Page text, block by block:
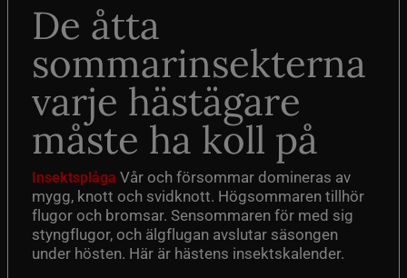
De åtta
sommarinsekterna
varje hästägare
måste ha koll på
Insektsplåga Vår och försommar domineras av
mygg, knott och svidknott. Högsommaren tillhör
flugor och bromsar. Sensommaren för med sig
styngflugor, och älgflugan avslutar säsongen
under hösten. Här är hästens insektskalender.